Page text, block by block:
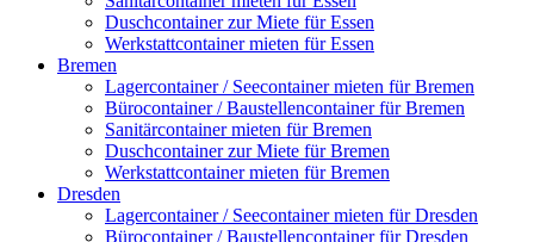
Duschcontainer zur Miete für Essen
Werkstattcontainer mieten für Essen
Bremen
Lagercontainer / Seecontainer mieten für Bremen
Bürocontainer / Baustellencontainer für Bremen
Sanitärcontainer mieten für Bremen
Duschcontainer zur Miete für Bremen
Werkstattcontainer mieten für Bremen
Dresden
Lagercontainer / Seecontainer mieten für Dresden
Bürocontainer / Baustellencontainer für Dresden